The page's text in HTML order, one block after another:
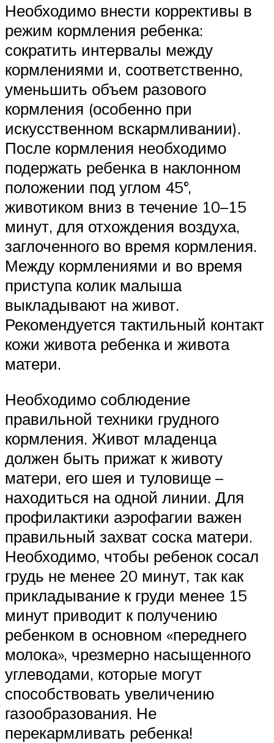
Необходимо внести коррективы в
режим кормления ребенка:
сократить интервалы между
кормлениями и, соответственно,
уменьшить объем разового
кормления (особенно при
искусственном вскармливании).
После кормления необходимо
подержать ребенка в наклонном
положении под углом 45°,
животиком вниз в течение 10–15
минут, для отхождения воздуха,
заглоченного во время кормления.
Между кормлениями и во время
приступа колик малыша
выкладывают на живот.
Рекомендуется тактильный контакт
кожи живота ребенка и живота
матери.
Необходимо соблюдение
правильной техники грудного
кормления. Живот младенца
должен быть прижат к животу
матери, его шея и туловище –
находиться на одной линии. Для
профилактики аэрофагии важен
правильный захват соска матери.
Необходимо, чтобы ребенок сосал
грудь не менее 20 минут, так как
прикладывание к груди менее 15
минут приводит к получению
ребенком в основном «переднего
молока», чрезмерно насыщенного
углеводами, которые могут
способствовать увеличению
газообразования. Не
перекармливать ребенка!